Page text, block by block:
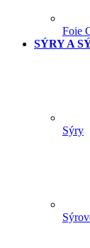
Foie
SÝRY A
Sýry